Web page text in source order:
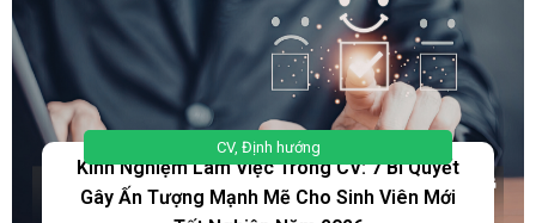
CV, Định hướng
Kinh Nghiệm Làm Việc Trong CV: 7 Bí Quyết
Gây Ấn Tượng Mạnh Mẽ Cho Sinh Viên Mới